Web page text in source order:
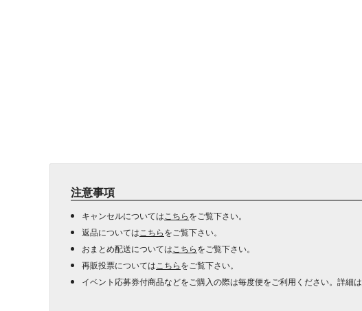
注意事項
キャンセルについては こちらをご覧下さい。
返品については こちらをご覧下さい。
おまとめ配送については こちらをご覧下さい。
再販投票については こちらをご覧下さい。
イベント応募券付商品などをご購入の際は毎度便をご利用ください。詳細は